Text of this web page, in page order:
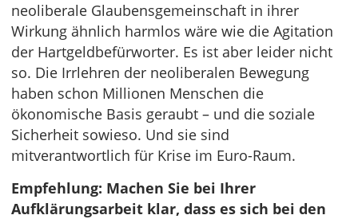
neoliberale Glaubensgemeinschaft in ihrer
Wirkung ähnlich harmlos wäre wie die Agitation
der Hartgeldbefürworter. Es ist aber leider nicht
so. Die Irrlehren der neoliberalen Bewegung
haben schon Millionen Menschen die
ökonomische Basis geraubt – und die soziale
Sicherheit sowieso. Und sie sind
mitverantwortlich für Krise im Euro-Raum.
Empfehlung: Machen Sie bei Ihrer
Aufklärungsarbeit klar, dass es sich bei den